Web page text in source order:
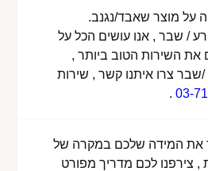
על מוצר שאבד/נגנב.
/ שבר , אנו עושים הכל על
את השירות הטוב ביותר ,
צרו איתנו קשר , שירות
03-
.
את המידה שלכם במקרה של
צירפנו לכם מדריך מפורט